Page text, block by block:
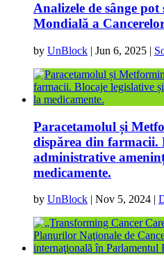
Analizele de sânge
Mondială a
by UnBlock | Jun 6, 2025 |
Paracetamolul și
dispărea din farmacii.
administrative
medicamente.
by UnBlock | Nov 5, 2024 |